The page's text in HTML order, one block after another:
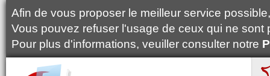
Afin de vous proposer le meilleur service
Vous pouvez refuser l'usage de ceux qui ne
Pour plus d'informations, veuiller consulter notre